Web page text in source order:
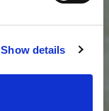
Show details